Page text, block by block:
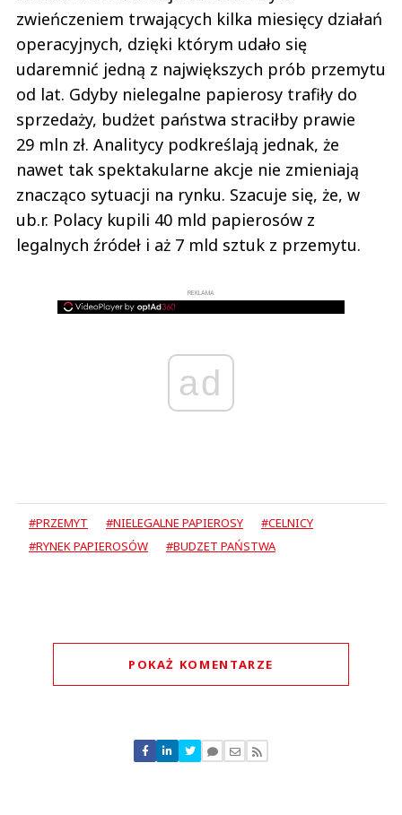
zwieńczeniem trwających kilka miesięcy działań
operacyjnych, dzięki którym udało się
udaremnić jedną z największych prób przemytu
od lat. Gdyby nielegalne papierosy trafiły do
sprzedaży, budżet państwa straciłby prawie
29 mln zł. Analitycy podkreślają jednak, że
nawet tak spektakularne akcje nie zmieniają
znacząco sytuacji na rynku. Szacuje się, że, w
ub.r. Polacy kupili 40 mld papierosów z
legalnych źródeł i aż 7 mld sztuk z przemytu.
REKLAMA
ad
#PRZEMYT #NIELEGALNE PAPIEROSY
#CELNICY
#RYNEK PAPIEROSÓW
#BUDZET PAŃSTWA
POKAŻ KOMENTARZE
Nie znaleziono komentarzy
Zostaw swoje komentarze